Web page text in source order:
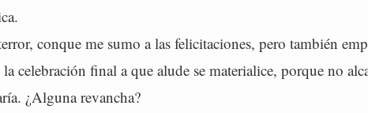
conque me sumo a las felicitaciones, pero también
celebración final a que alude se materialice, porque no
¿Alguna revancha?